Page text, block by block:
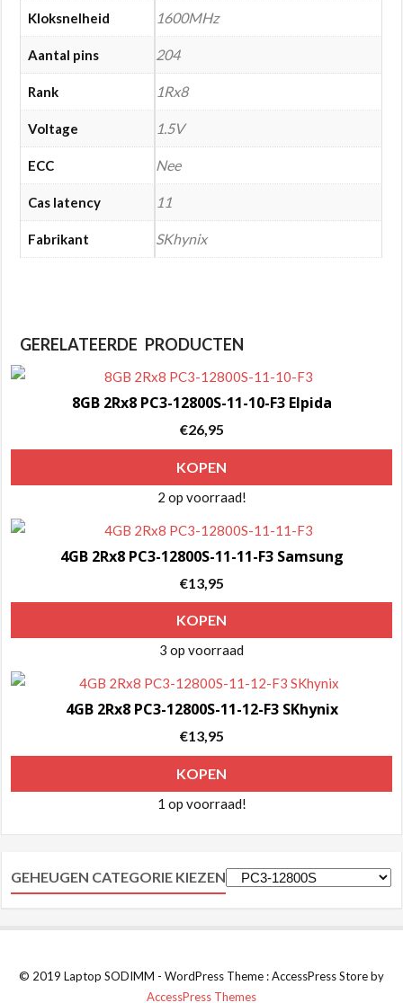
Kloksnelheid 1600MHz
Aantal pins 204
Rank 1Rx8
Voltage 1.5V
ECC Nee
Cas latency 11
Fabrikant SKhynix
GERELATEERDE PRODUCTEN
8GB 2Rx8 PC3-12800S-11-10-F3 Elpida
€26,95
KOPEN
2 op voorraad!
4GB 2Rx8 PC3-12800S-11-11-F3 Samsung
€13,95
KOPEN
3 op voorraad
4GB 2Rx8 PC3-12800S-11-12-F3 SKhynix
€13,95
KOPEN
1 op voorraad!
GEHEUGEN CATEGORIE KIEZEN
© 2019 Laptop SODIMM - WordPress Theme : AccessPress Store by
AccessPress Themes